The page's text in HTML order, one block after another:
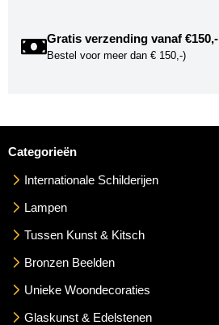
Gratis verzending vanaf €150,-
Bestel voor meer dan € 150,-)
Categorieën
Internationale Schilderijen
Lampen
Tussen Kunst & Kitsch
Bronzen Beelden
Unieke Woondecoraties
Glaskunst & Edelstenen